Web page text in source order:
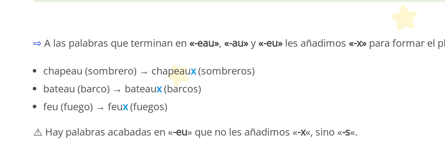
⇨ A las palabras que terminan en«-eau»,«-au»y«-eu» les añadimos«-x» para formar el
chapeau (sombrero) → chapeaux(sombreros)
bateau (barco) → bateaux(barcos)
feu (fuego) → feux(fuegos)
⚠️ Hay palabras acabadas en «-eu» que no les añadimos «-x«, sino «-s«.